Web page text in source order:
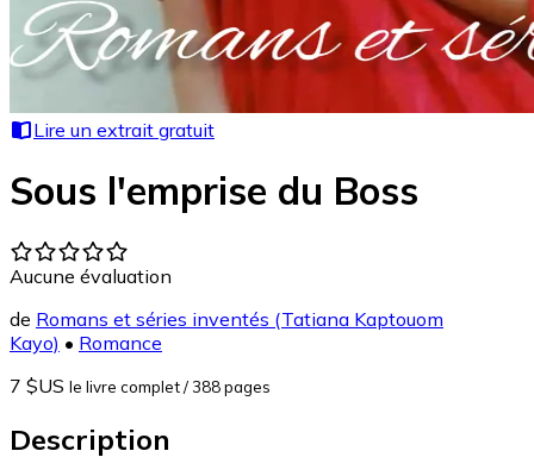
Lire un extrait gratuit
Sous l'emprise du Boss
Aucune évaluation
de Romans et séries inventés (Tatiana Kaptouom
Kayo) • Romance
7 $US le livre complet/ 388 pages
Description